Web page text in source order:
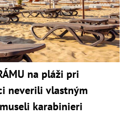
na pláži pri
neverili vlastným
karabinieri